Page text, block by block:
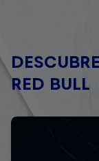
RED BULL